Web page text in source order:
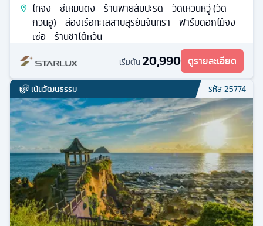
ไทจง - ซีเหมินติง - ร้านพายสับปะรด - วัดเหวินหวู่ (วัด
กวนอู) - ล่องเรือทะเลสาบสุริยันจันทรา - ฟาร์มดอกไม้จง
เซ่อ - ร้านชาไต้หวัน
เริ่มต้น 20,990 ดูรายละเอียด
เน้นวัฒนธรรม รหัส25774